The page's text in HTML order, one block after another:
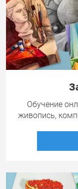
Обучение
живопись,